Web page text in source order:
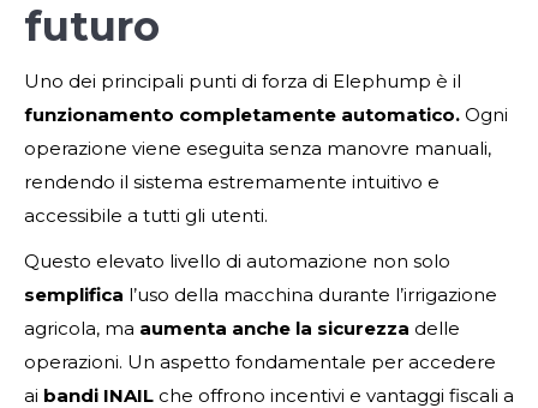
futuro
Uno dei principali punti di forza di Elephump è il
funzionamento completamente automatico. Ogni
operazione viene eseguita senza manovre manuali,
rendendo il sistema estremamente intuitivo e
accessibile a tutti gli utenti.
Questo elevato livello di automazione non solo
semplifica l’uso della macchina durante l’irrigazione
agricola, ma aumenta anche la sicurezza delle
operazioni. Un aspetto fondamentale per accedere
ai bandi INAIL che offrono incentivi e vantaggi fiscali a